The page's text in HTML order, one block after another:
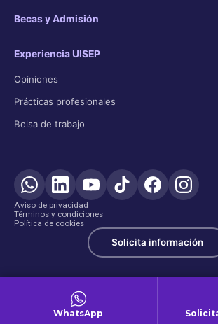
Becas y Admisión
Experiencia UISEP
Opiniones
Prácticas profesionales
Bolsa de trabajo
Aviso de privacidad
Términos y condiciones
Política de cookies
Solicita información
WhatsApp